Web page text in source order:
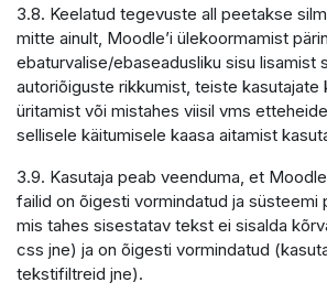
3.8. Keelatud tegevuste all peetakse
mitte ainult, Moodle’i ülekoormamist
ebaturvalise/ebaseadusliku sisu lisamist
autoriõiguste rikkumist, teiste kasutajate
üritamist või mistahes viisil vms
sellisele käitumisele kaasa aitamist
3.9. Kasutaja peab veenduma, et
failid on õigesti vormindatud ja süsteemi
mis tahes sisestatav tekst ei sisalda
css jne) ja on õigesti vormindatud
tekstifiltreid jne).